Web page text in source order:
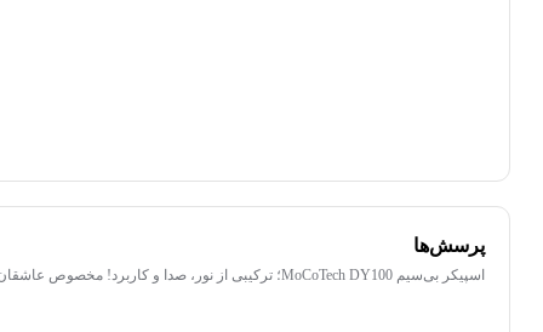
پرسش‌ها
اسپیکر بی‌سیم MoCoTech DY100؛ ترکیبی از نور، صدا و کاربرد! مخصوص عاشقان موسیقی